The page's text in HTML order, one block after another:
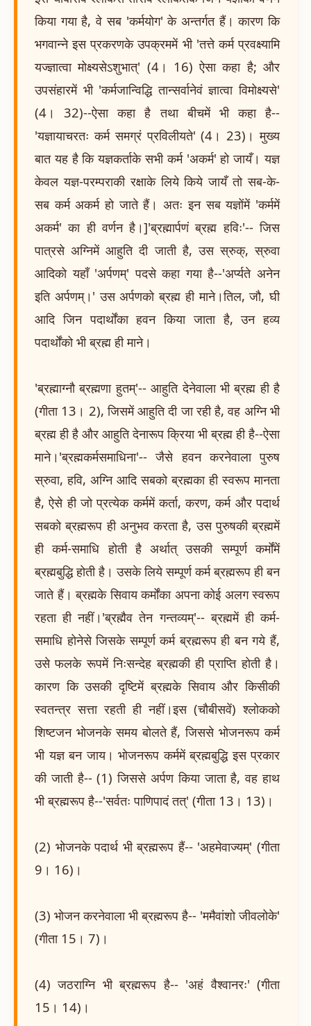
किया गया है, वे सब 'कर्मयोग' के अन्तर्गत हैं। कारण कि
भगवान्ने इस प्रकरणके उपक्रममें भी 'तत्ते कर्म प्रवक्ष्यामि
यज्ज्ञात्वा मोक्ष्यसेऽशुभात्' (4। 16) ऐसा कहा है; और
उपसंहारमें भी 'कर्मजान्विद्धि तान्सर्वानेवं ज्ञात्वा विमोक्ष्यसे'
(4। 32)--ऐसा कहा है तथा बीचमें भी कहा है--
'यज्ञायाचरतः कर्म समग्रं प्रविलीयते' (4। 23)। मुख्य
बात यह है कि यज्ञकर्ताके सभी कर्म 'अकर्म' हो जायँ। यज्ञ
केवल यज्ञ-परम्पराकी रक्षाके लिये किये जायँ तो सब-के-
सब कर्म अकर्म हो जाते हैं। अतः इन सब यज्ञोंमें 'कर्ममें
अकर्म' का ही वर्णन है।]'ब्रह्मार्पणं ब्रह्म हविः'-- जिस
पात्रसे अग्निमें आहुति दी जाती है, उस स्रुक्, स्रुवा
आदिको यहाँ 'अर्पणम्' पदसे कहा गया है--'अर्प्यते अनेन
इति अर्पणम्।' उस अर्पणको ब्रह्म ही माने।तिल, जौ, घी
आदि जिन पदार्थोंका हवन किया जाता है, उन हव्य
पदार्थोंको भी ब्रह्म ही माने।
'ब्रह्माग्नौ ब्रह्मणा हुतम्'-- आहुति देनेवाला भी ब्रह्म ही है
(गीता 13। 2), जिसमें आहुति दी जा रही है, वह अग्नि भी
ब्रह्म ही है और आहुति देनारूप क्रिया भी ब्रह्म ही है--ऐसा
माने।'ब्रह्मकर्मसमाधिना'-- जैसे हवन करनेवाला पुरुष
स्रुवा, हवि, अग्नि आदि सबको ब्रह्मका ही स्वरूप मानता
है, ऐसे ही जो प्रत्येक कर्ममें कर्ता, करण, कर्म और पदार्थ
सबको ब्रह्मरूप ही अनुभव करता है, उस पुरुषकी ब्रह्ममें
ही कर्म-समाधि होती है अर्थात् उसकी सम्पूर्ण कर्मोंमें
ब्रह्मबुद्धि होती है। उसके लिये सम्पूर्ण कर्म ब्रह्मरूप ही बन
जाते हैं। ब्रह्मके सिवाय कर्मोंका अपना कोई अलग स्वरूप
रहता ही नहीं।'ब्रह्मैव तेन गन्तव्यम्'-- ब्रह्ममें ही कर्म-
समाधि होनेसे जिसके सम्पूर्ण कर्म ब्रह्मरूप ही बन गये हैं,
उसे फलके रूपमें निःसन्देह ब्रह्मकी ही प्राप्ति होती है।
कारण कि उसकी दृष्टिमें ब्रह्मके सिवाय और किसीकी
स्वतन्त्र सत्ता रहती ही नहीं।इस (चौबीसवें) श्लोकको
शिष्टजन भोजनके समय बोलते हैं, जिससे भोजनरूप कर्म
भी यज्ञ बन जाय। भोजनरूप कर्ममें ब्रह्मबुद्धि इस प्रकार
की जाती है-- (1) जिससे अर्पण किया जाता है, वह हाथ
भी ब्रह्मरूप है--'सर्वतः पाणिपादं तत्' (गीता 13। 13)।
(2) भोजनके पदार्थ भी ब्रह्मरूप हैं-- 'अहमेवाज्यम्' (गीता
9। 16)।
(3) भोजन करनेवाला भी ब्रह्मरूप है-- 'ममैवांशो जीवलोके'
(गीता 15। 7)।
(4) जठराग्नि भी ब्रह्मरूप है-- 'अहं वैश्वानरः' (गीता
15। 14)।